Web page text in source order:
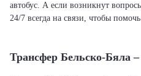
автобус. А если возникнут
24/7 всегда на связи, чтобы помочь
Трансфер Бельско-Бяла